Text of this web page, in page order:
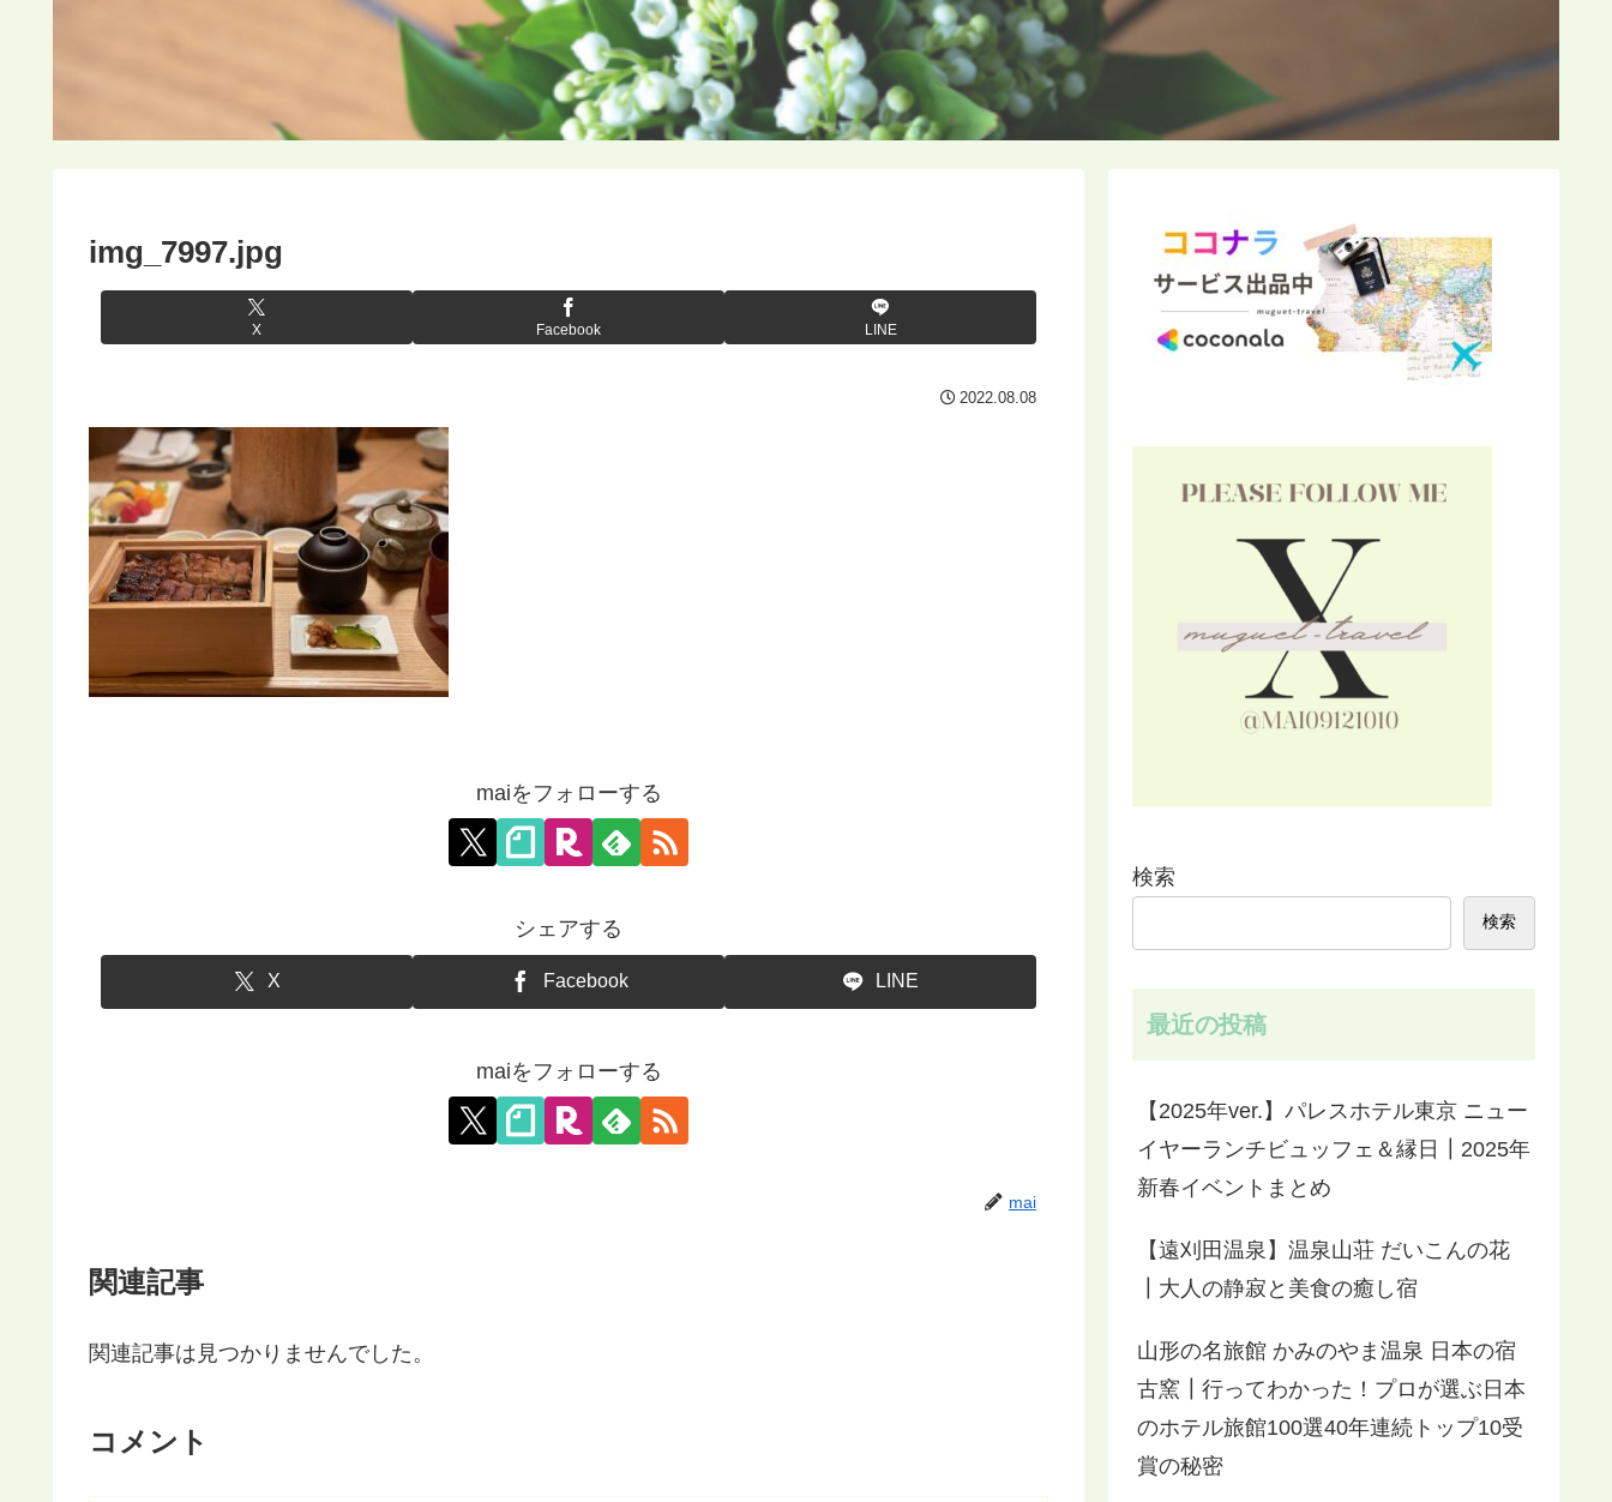
img_7997.jpg
X Facebook LINE
2022.08.08
maiをフォローする
シェアする
X Facebook LINE
maiをフォローする
mai
関連記事
関連記事は見つかりませんでした。
コメント
検索
検索
最近の投稿
【2025年ver.】パレスホテル東京 ニュー
イヤーランチビュッフェ＆縁日┃2025年
新春イベントまとめ
【遠刈田温泉】温泉山荘 だいこんの花
┃大人の静寂と美食の癒し宿
山形の名旅館 かみのやま温泉 日本の宿
古窯┃行ってわかった！プロが選ぶ日本
のホテル旅館100選40年連続トップ10受
賞の秘密